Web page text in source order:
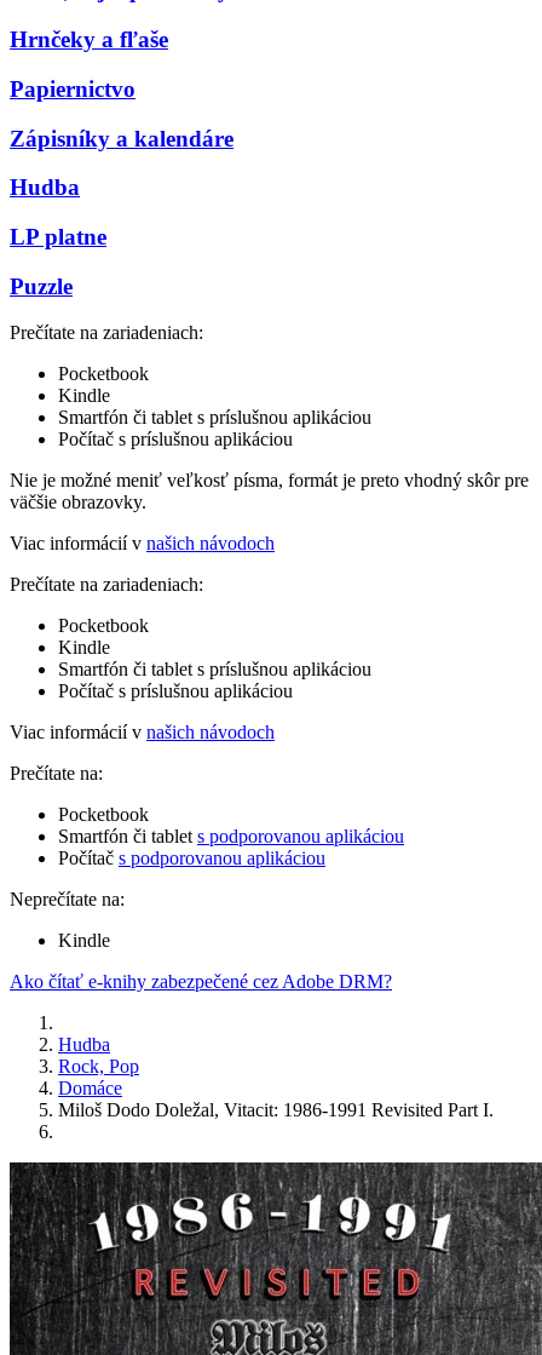
Hrnčeky a fľaše
Papiernictvo
Zápisníky a kalendáre
Hudba
LP platne
Puzzle
Prečítate na zariadeniach:
Pocketbook
Kindle
Smartfón či tablet s príslušnou aplikáciou
Počítač s príslušnou aplikáciou
Nie je možné meniť veľkosť písma, formát je preto vhodný skôr pre
väčšie obrazovky.
Viac informácií v našich návodoch
Prečítate na zariadeniach:
Pocketbook
Kindle
Smartfón či tablet s príslušnou aplikáciou
Počítač s príslušnou aplikáciou
Viac informácií v našich návodoch
Prečítate na:
Pocketbook
Smartfón či tablet s podporovanou aplikáciou
Počítač s podporovanou aplikáciou
Neprečítate na:
Kindle
Ako čítať e-knihy zabezpečené cez Adobe DRM?
Hudba
Rock, Pop
Domáce
Miloš Dodo Doležal, Vitacit: 1986-1991 Revisited Part I.